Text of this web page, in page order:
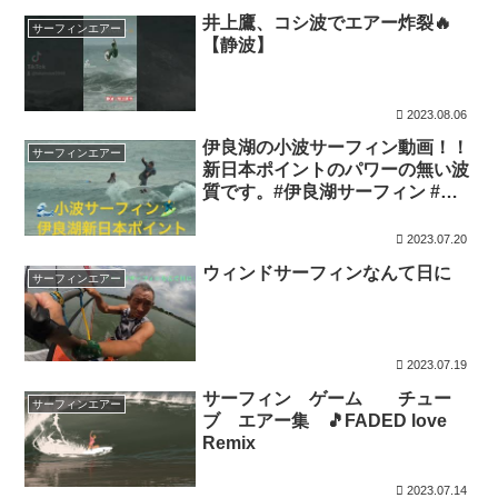
サーフィンエアー
井上鷹、コシ波でエアー炸裂🔥
【静波】
2023.08.06
サーフィンエアー
伊良湖の小波サーフィン動画！！
新日本ポイントのパワーの無い波
質です。#伊良湖サーフィン #ス
ムサーフショップ #サーフィン
2023.07.20
サーフィンエアー ウィンドサーフィンなんて日に
2023.07.19
サーフィンエアー
サーフィン ゲーム チュー
ブ エアー集 🎵FADED love
Remix
2023.07.14